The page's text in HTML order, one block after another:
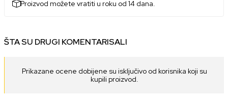
Proizvod možete vratiti u roku od 14 dana.
ŠTA SU DRUGI KOMENTARISALI
Prikazane ocene dobijene su isključivo od korisnika koji su
kupili proizvod.